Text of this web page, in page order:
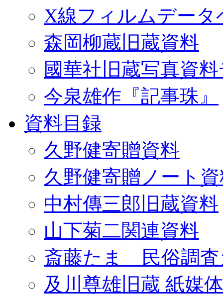
X線フィルムデータ
森岡柳蔵旧蔵資料
國華社旧蔵写真資
今泉雄作『記事珠』
資料目録
久野健寄贈資料
久野健寄贈ノート
中村傳三郎旧蔵資料
山下菊二関連資料
斎藤たま 民俗調査
及川尊雄旧蔵 紙媒